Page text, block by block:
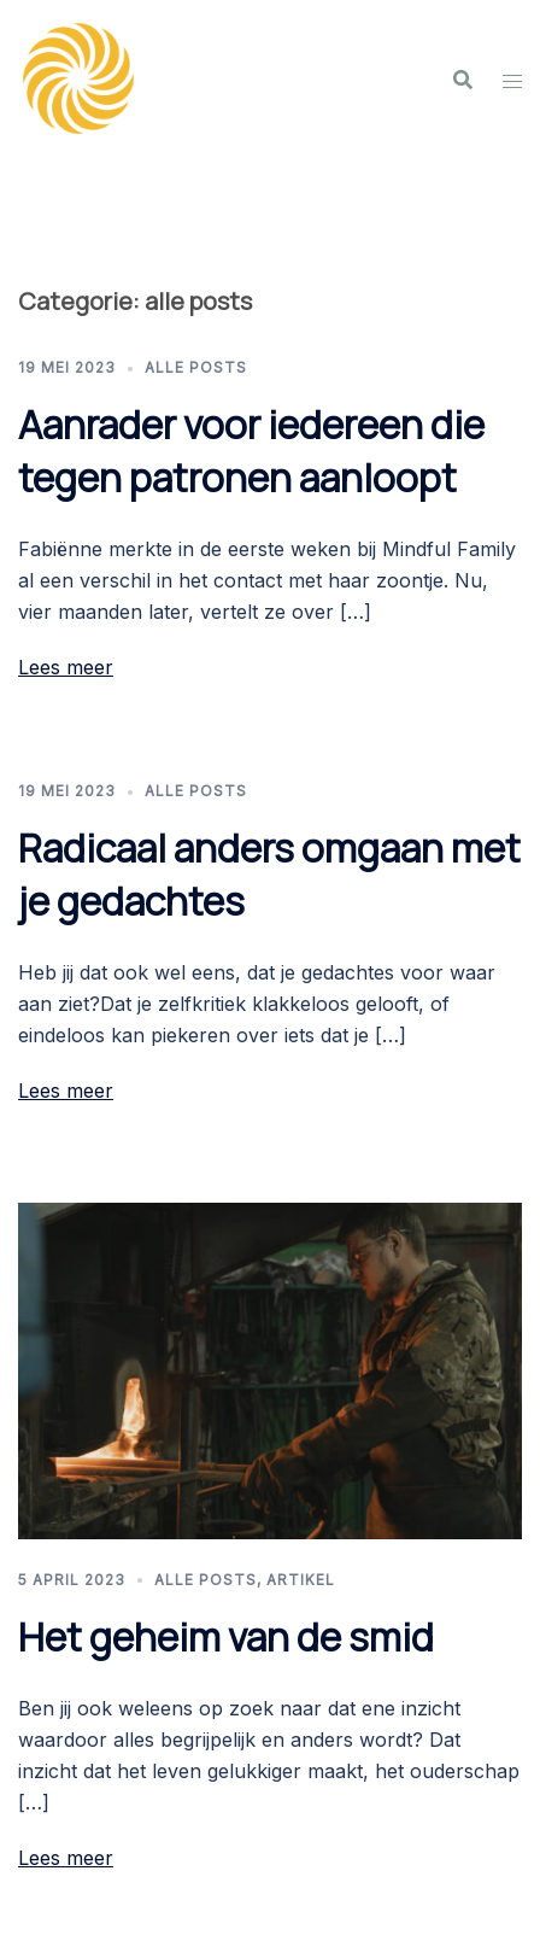
naar
inhoud
Categorie: alle posts
19 MEI 2023 ALLE POSTS
Aanrader voor iedereen die
tegen patronen aanloopt
Fabiënne merkte in de eerste weken bij Mindful Family
al een verschil in het contact met haar zoontje. Nu,
vier maanden later, vertelt ze over […]
Lees meer
19 MEI 2023 ALLE POSTS
Radicaal anders omgaan met
je gedachtes
Heb jij dat ook wel eens, dat je gedachtes voor waar
aan ziet?Dat je zelfkritiek klakkeloos gelooft, of
eindeloos kan piekeren over iets dat je […]
Lees meer
5 APRIL 2023 ALLE POSTS, ARTIKEL
Het geheim van de smid
Ben jij ook weleens op zoek naar dat ene inzicht
waardoor alles begrijpelijk en anders wordt? Dat
inzicht dat het leven gelukkiger maakt, het ouderschap
[…]
Lees meer